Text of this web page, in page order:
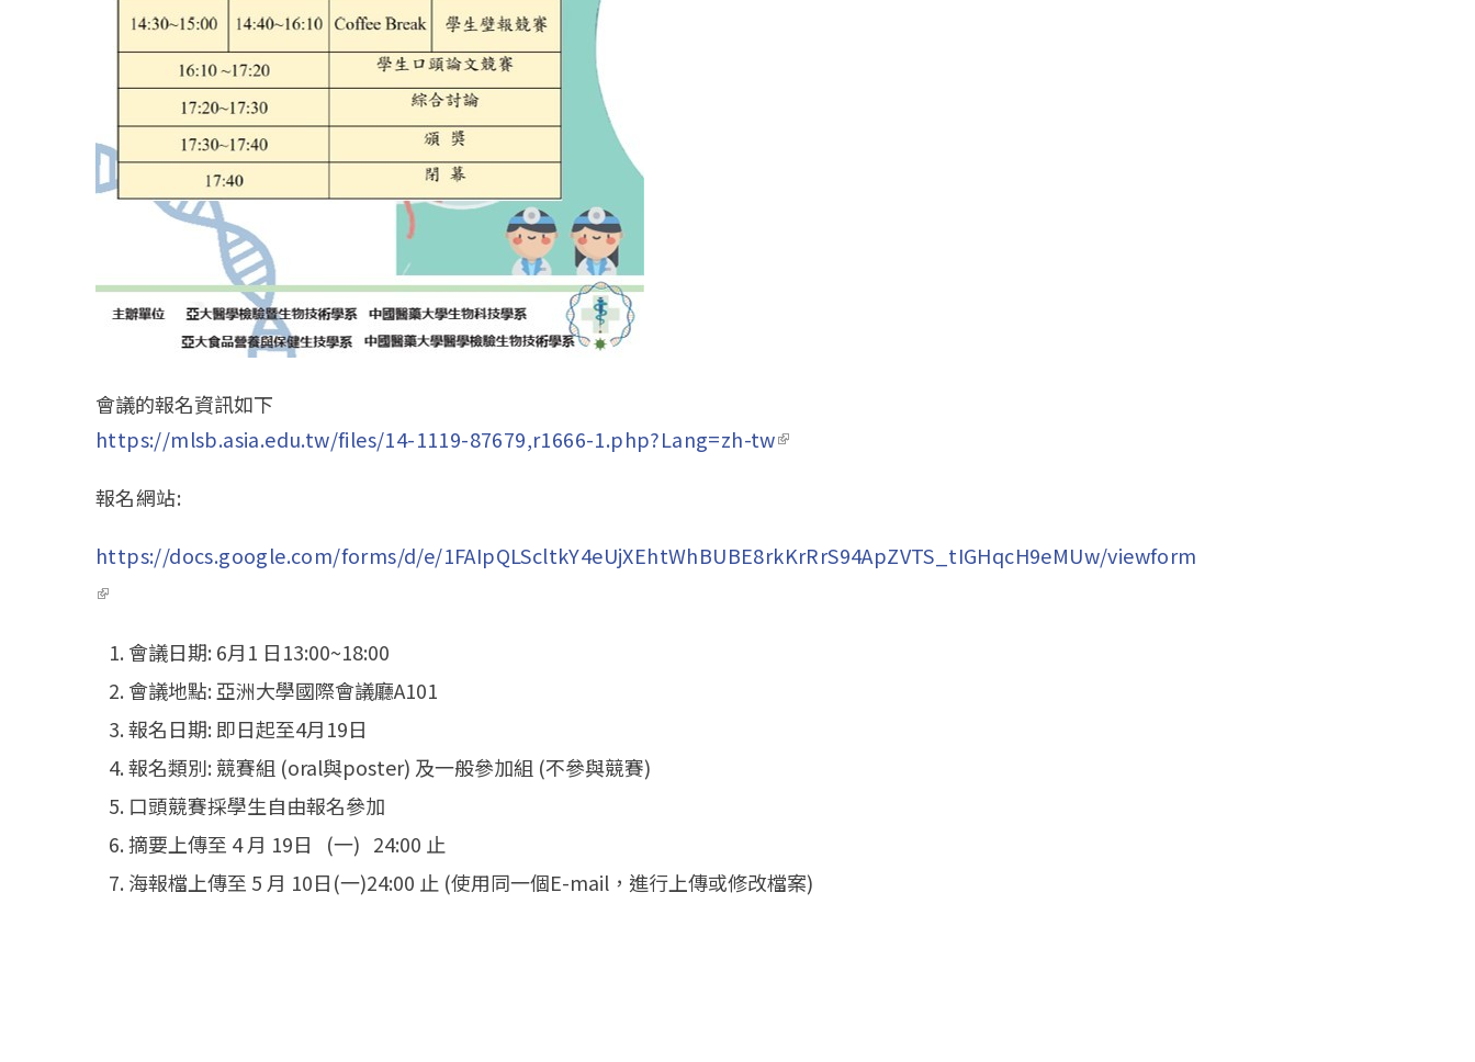
會議的報名資訊如下
https://mlsb.asia.edu.tw/files/14-1119-87679,r1666-1.php?Lang=zh-tw(link is external)
報名網站:
https://docs.google.com/forms/d/e/1FAIpQLScltkY4eUjXEhtWhBUBE8rkKrRrS94ApZVTS_tIGHqcH9eMUw/viewform
(link is external)
會議日期: 6月1 日13:00~18:00
會議地點: 亞洲大學國際會議廳A101
報名日期: 即日起至4月19日
報名類別: 競賽組 (oral與poster) 及一般參加組 (不參與競賽)
口頭競賽採學生自由報名參加
摘要上傳至 4 月 19日 (一) 24:00 止
海報檔上傳至 5 月 10日(一)24:00 止 (使用同一個E-mail，進行上傳或修改檔案)